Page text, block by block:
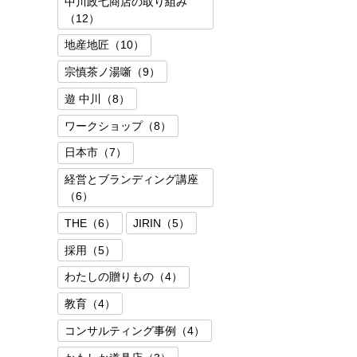
（12）
地産地匠（10）
宗慎茶ノ湯噺（9）
遊 中川（8）
ワークショップ（8）
日本市（7）
経営とブランディング講座
（6）
THE（6） JIRIN（5）
採用（5）
わたしの贈りもの（4）
教育（4）
コンサルティング事例（4）